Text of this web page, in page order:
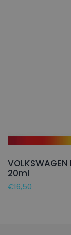
20ml
€16,50